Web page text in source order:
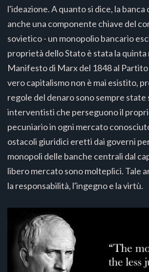
l'ideazione. A quanto si dice, la
anche una componente chiave del
sovietico - un monopolio bancario
proprietà dello Stato è stata la quinta
Manifesto di Marx del 1848 al
vero capitalismo non è mai esistito,
regole del denaro sono sempre
interventisti che perseguono il
pecuniario in ogni mercato
ostacoli giuridici eretti dai governi
monopoli delle banche centrali dal
libero mercato sono molteplici. Tale
la responsabilità, l'ingegno e la virtù.